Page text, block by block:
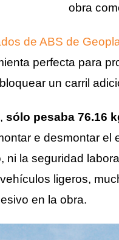
obra
de ABS de
perfecta para
un carril
sólo pesaba 76.16
e desmontar
ni la seguridad
ligeros,
en la obra.